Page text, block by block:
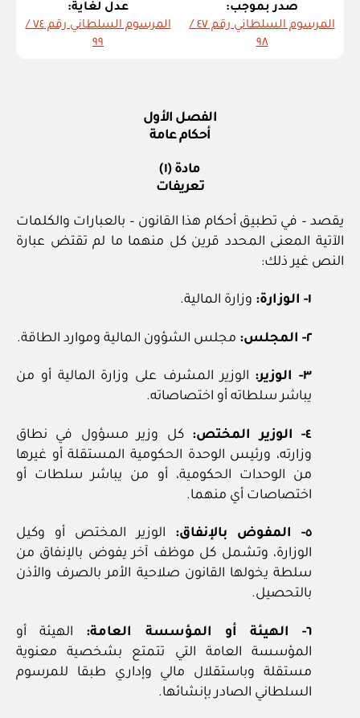
صدر بموجب:
المرسوم السلطاني رقم ٤٧ /
٩٨
عدل لغاية:
المرسوم السلطاني رقم ٧٤ /
٩٩
الفصل الأول
أحكام عامة
مادة (١)
تعريفات
يقصد – في تطبيق أحكام هذا القانون – بالعبارات والكلمات
الآتية المعنى المحدد قرين كل منهما ما لم تقتض عبارة
النص غير ذلك:
١- الوزارة: وزارة المالية.
٢- المجلس: مجلس الشؤون المالية وموارد الطاقة.
٣- الوزير:
الوزير المشرف على وزارة المالية أو من
يباشر سلطاته أو اختصاصاته.
٤- الوزير المختص:
كل وزير مسؤول في نطاق
وزارته، ورئيس الوحدة الحكومية المستقلة أو غيرها
من الوحدات الحكومية، أو من يباشر سلطات أو
اختصاصات أي منهما.
٥- المفوض بالإنفاق:
الوزير المختص أو وكيل
الوزارة، وتشمل كل موظف آخر يفوض بالإنفاق من
سلطة يخولها القانون صلاحية الأمر بالصرف والأذن
بالتحصيل.
٦- الهيئة أو المؤسسة العامة:
الهيئة أو
المؤسسة العامة التي تتمتع بشخصية معنوية
مستقلة وباستقلال مالي وإداري طبقا للمرسوم
السلطاني الصادر بإنشائها.